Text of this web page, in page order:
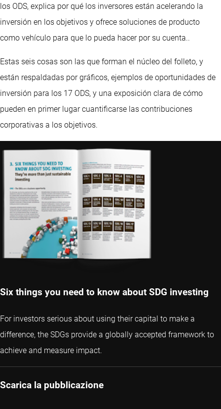
los ODS, explica por qué los inversores están acelerando la
inversión en los objetivos y ofrece soluciones de producto
como vehículo para que lo pueda hacer por su cuenta..
Estas seis cosas son las que forman el núcleo del folleto, y
están respaldadas por gráficos, ejemplos de oportunidades de
inversión para los 17 ODS, y una exposición clara de cómo
pueden en primer lugar cuantificarse las contribuciones
corporativas a los objetivos.
Six things you need to know about SDG investing
For investors serious about using their capital to make a
difference, the SDGs provide a globally accepted framework to
achieve and measure impact.
Scarica la pubblicazione